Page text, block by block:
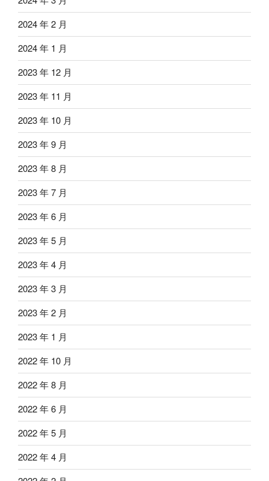
2024 年 2 月
2024 年 1 月
2023 年 12 月
2023 年 11 月
2023 年 10 月
2023 年 9 月
2023 年 8 月
2023 年 7 月
2023 年 6 月
2023 年 5 月
2023 年 4 月
2023 年 3 月
2023 年 2 月
2023 年 1 月
2022 年 10 月
2022 年 8 月
2022 年 6 月
2022 年 5 月
2022 年 4 月